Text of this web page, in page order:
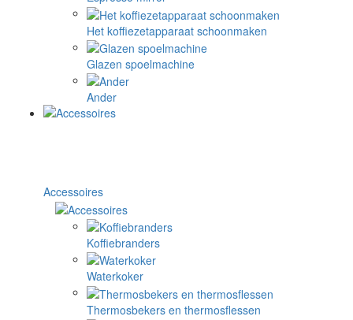
Het koffiezetapparaat schoonmaken
Glazen spoelmachine
Ander
Accessoires
Koffiebranders
Waterkoker
Thermosbekers en thermosflessen